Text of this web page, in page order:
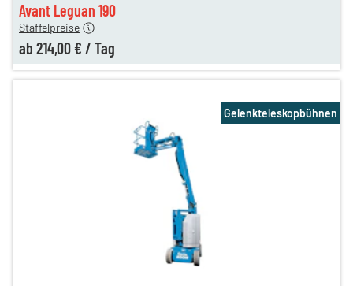
Avant Leguan 190
Staffelpreise
ab 214,00 € / Tag
Gelenkteleskopbühnen